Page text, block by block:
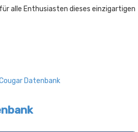
alle Enthusiasten dieses einzigartigen
Datenbank